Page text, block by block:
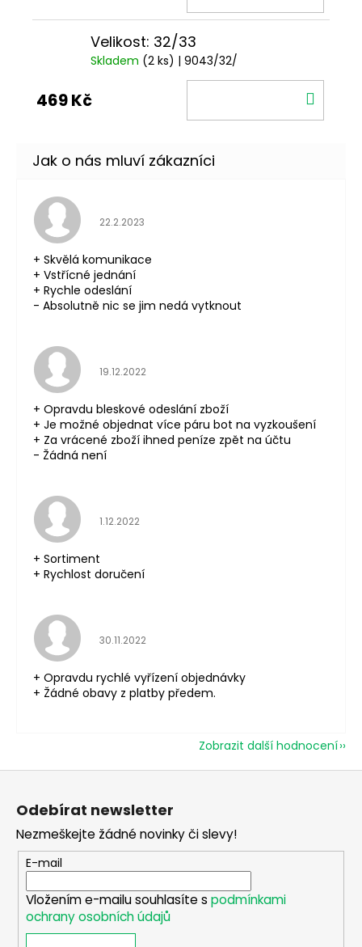
Velikost: 32/33
Skladem (2 ks) | 9043/32/
469 Kč
Hodnocení obchodu je 5 z 5 hvězdiček.
22.2.2023
+ Skvělá komunikace
+ Vstřícné jednání
+ Rychle odeslání
- Absolutně nic se jim nedá vytknout
Hodnocení obchodu je 5 z 5 hvězdiček.
19.12.2022
+ Opravdu bleskové odeslání zboží
+ Je možné objednat více páru bot na vyzkoušení
+ Za vrácené zboží ihned peníze zpět na účtu
- Žádná není
Hodnocení obchodu je 5 z 5 hvězdiček.
1.12.2022
+ Sortiment
+ Rychlost doručení
Hodnocení obchodu je 5 z 5 hvězdiček.
30.11.2022
+ Opravdu rychlé vyřízení objednávky
+ Žádné obavy z platby předem.
Zobrazit další hodnocení
Odebírat newsletter
Nezmeškejte žádné novinky či slevy!
E-mail
Vložením e-mailu souhlasíte s podmínkami
ochrany osobních údajů